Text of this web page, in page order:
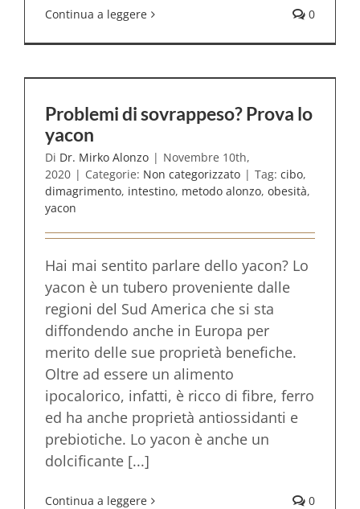
Continua a leggere 0
Problemi di sovrappeso? Prova lo
yacon
Di Dr. Mirko Alonzo | Novembre 10th,
2020 | Categorie: Non categorizzato | Tag: cibo,
dimagrimento, intestino, metodo alonzo, obesità,
yacon
Hai mai sentito parlare dello yacon? Lo
yacon è un tubero proveniente dalle
regioni del Sud America che si sta
diffondendo anche in Europa per
merito delle sue proprietà benefiche.
Oltre ad essere un alimento
ipocalorico, infatti, è ricco di fibre, ferro
ed ha anche proprietà antiossidanti e
prebiotiche. Lo yacon è anche un
dolcificante [...]
Continua a leggere 0